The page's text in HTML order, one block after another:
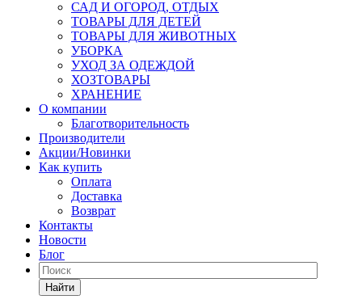
САД И ОГОРОД, ОТДЫХ
ТОВАРЫ ДЛЯ ДЕТЕЙ
ТОВАРЫ ДЛЯ ЖИВОТНЫХ
УБОРКА
УХОД ЗА ОДЕЖДОЙ
ХОЗТОВАРЫ
ХРАНЕНИЕ
О компании
Благотворительность
Производители
Акции/Новинки
Как купить
Оплата
Доставка
Возврат
Контакты
Новости
Блог
Найти